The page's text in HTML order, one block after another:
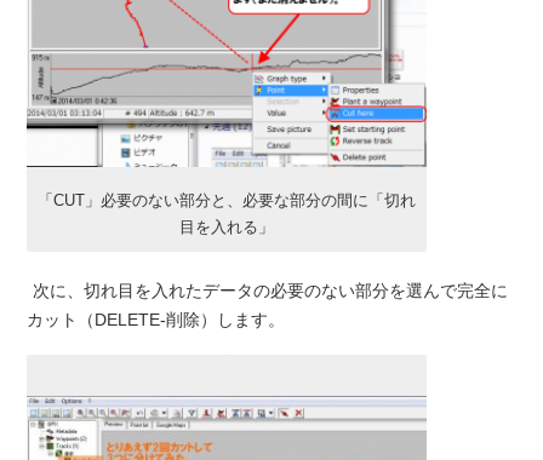
「CUT」必要のない部分と、必要な部分の間に「切れ
目を入れる」
次に、切れ目を入れたデータの必要のない部分を選んで完全に
カット（DELETE-削除）します。